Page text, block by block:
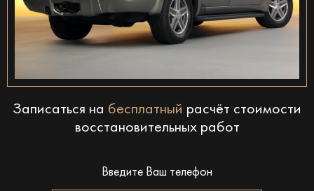
Записаться на бесплатный расчёт стоимости
восстановительных работ
Введите Ваш телефон